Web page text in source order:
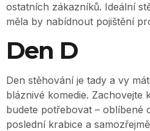
ostatních zákazníků. Ideální
měla by nabídnout pojištění
Den D
Den stěhování je tady a vy
bláznivé komedie. Zachovejte
budete potřebovat –
poslední krabice a